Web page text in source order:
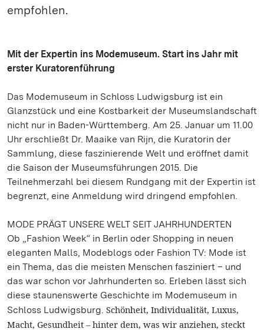
empfohlen.
Mit der Expertin ins Modemuseum. Start ins Jahr mit
erster Kuratorenführung
Das Modemuseum in Schloss Ludwigsburg ist ein
Glanzstück und eine Kostbarkeit der Museumslandschaft
nicht nur in Baden-Württemberg. Am 25. Januar um 11.00
Uhr erschließt Dr. Maaike van Rijn, die Kuratorin der
Sammlung, diese faszinierende Welt und eröffnet damit
die Saison der Museumsführungen 2015. Die
Teilnehmerzahl bei diesem Rundgang mit der Expertin ist
begrenzt, eine Anmeldung wird dringend empfohlen.
MODE PRÄGT UNSERE WELT SEIT JAHRHUNDERTEN
Ob „Fashion Week“ in Berlin oder Shopping in neuen
eleganten Malls, Modeblogs oder Fashion TV: Mode ist
ein Thema, das die meisten Menschen fasziniert – und
das war schon vor Jahrhunderten so. Erleben lässt sich
diese staunenswerte Geschichte im Modemuseum in
Schloss Ludwigsburg. Schönheit, Individualität, Luxus,
Macht, Gesundheit – hinter dem, was wir anziehen, steckt